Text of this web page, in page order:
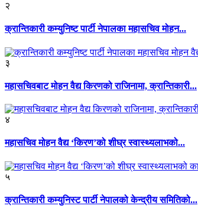
२
क्रान्तिकारी कम्युनिष्ट पार्टी नेपालका महासचिव मोहन...
३
महासचिवबाट मोहन वैद्य किरणको राजिनामा, क्रान्तिकारी...
४
महासचिव मोहन वैद्य ‘किरण’को शीघ्र स्वास्थ्यलाभको...
५
क्रान्तिकारी कम्युनिस्ट पार्टी नेपालको केन्द्रीय समितिको...